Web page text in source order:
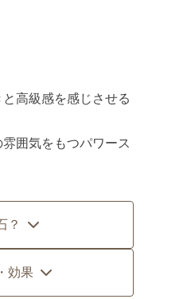
高級感を感じさせる
囲気をもつパワース
？
効果